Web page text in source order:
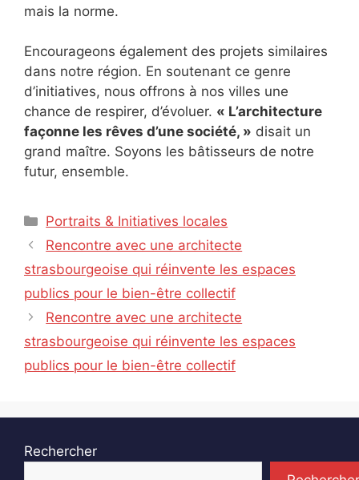
mais la norme.
Encourageons également des projets similaires
dans notre région. En soutenant ce genre
d’initiatives, nous offrons à nos villes une
chance de respirer, d’évoluer. « L’architecture
façonne les rêves d’une société, » disait un
grand maître. Soyons les bâtisseurs de notre
futur, ensemble.
Catégories
Portraits & Initiatives locales
Rencontre avec une architecte
strasbourgeoise qui réinvente les espaces
publics pour le bien-être collectif
Rencontre avec une architecte
strasbourgeoise qui réinvente les espaces
publics pour le bien-être collectif
Rechercher